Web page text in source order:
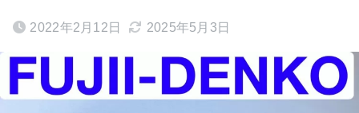
2022年2月12日 2025年5月3日